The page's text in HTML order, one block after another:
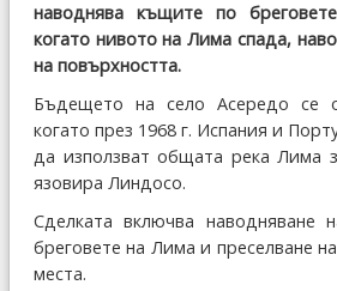
наводнява къщите по
когато нивото на Лима спада,
на повърхността.
Бъдещето на село Асередо се
когато през 1968 г. Испания и
да използват общата река Лима
язовира Линдосо.
Сделката включва наводняване
бреговете на Лима и преселване
места.